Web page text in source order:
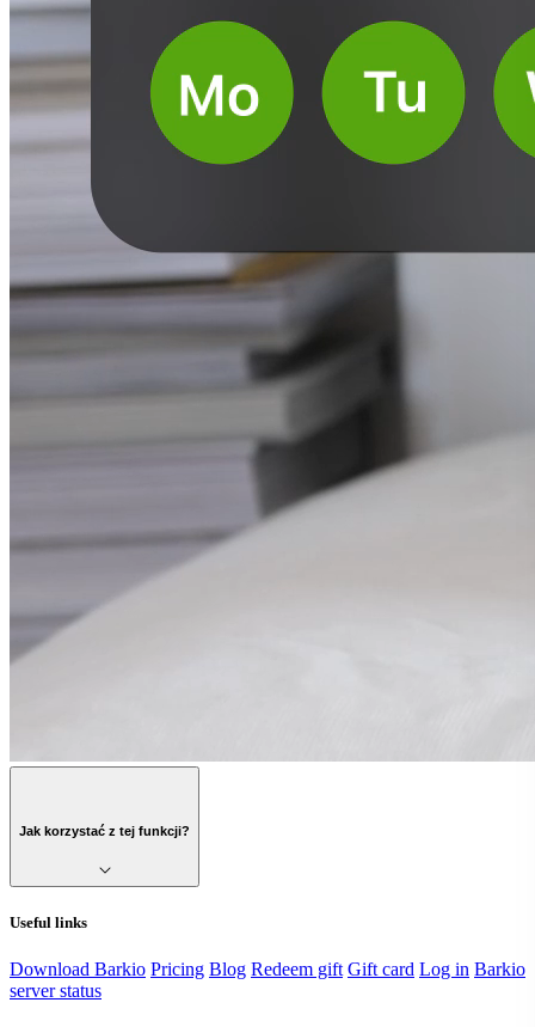
Jak korzystać z tej funkcji?
Useful links
Download Barkio Pricing Blog Redeem gift Gift card Log in Barkio
server status